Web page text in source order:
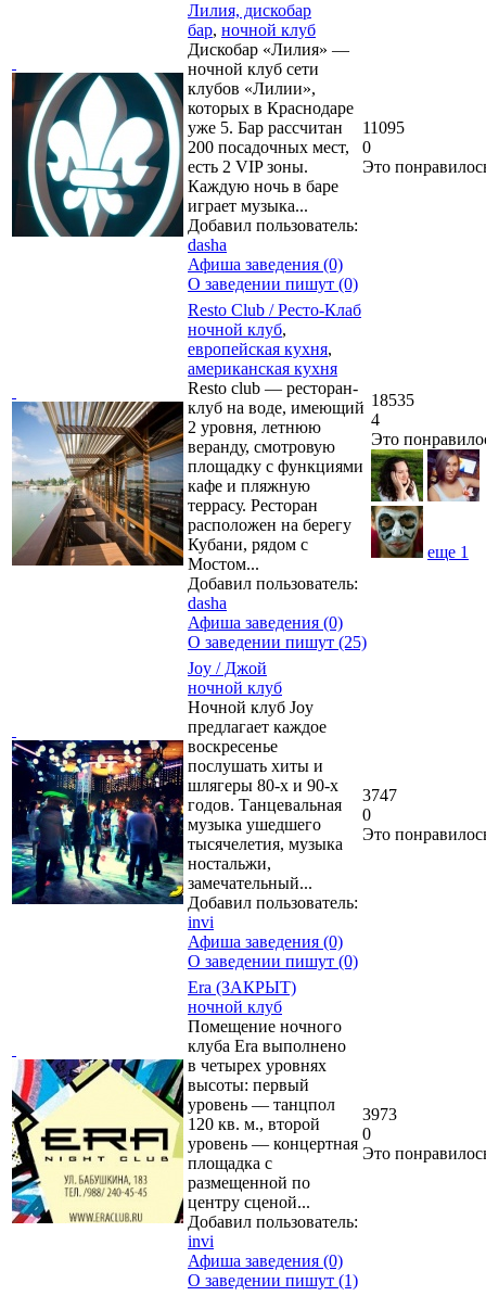
Лилия, дискобар
бар, ночной клуб
Дискобар «Лилия» —
ночной клуб сети
клубов «Лилии»,
которых в Краснодаре
уже 5. Бар рассчитан
200 посадочных мест,
есть 2 VIP зоны.
Каждую ночь в баре
играет музыка...
Добавил пользователь:
dasha
Афиша заведения (0)
О заведении пишут (0)
11095
0
Это
Resto Club / Ресто-Клаб
ночной клуб,
европейская кухня,
американская кухня
Resto club — ресторан-
клуб на воде, имеющий
2 уровня, летнюю
веранду, смотровую
площадку с функциями
кафе и пляжную
террасу. Ресторан
расположен на берегу
Кубани, рядом с
Мостом...
Добавил пользователь:
dasha
Афиша заведения (0)
О заведении пишут (25)
18535
4
Это
еще 1
Joy / Джой
ночной клуб
Ночной клуб Joy
предлагает каждое
воскресенье
послушать хиты и
шлягеры 80-х и 90-х
годов. Танцевальная
музыка ушедшего
тысячелетия, музыка
ностальжи,
замечательный...
Добавил пользователь:
invi
Афиша заведения (0)
О заведении пишут (0)
3747
0
Это
Era (ЗАКРЫТ)
ночной клуб
Помещение ночного
клуба Era выполнено
в четырех уровнях
высоты: первый
уровень — танцпол
120 кв. м., второй
уровень — концертная
площадка с
размещенной по
центру сценой...
Добавил пользователь:
invi
Афиша заведения (0)
О заведении пишут (1)
3973
0
Это